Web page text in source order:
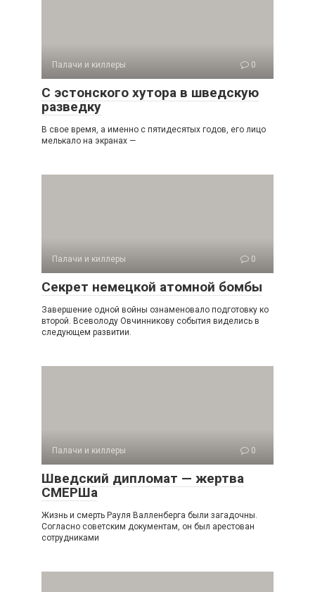
Палачи и киллеры 0
С эстонского хутора в шведскую
разведку
В свое время, а именно с пятидесятых годов, его лицо
мелькало на экранах —
Палачи и киллеры 0
Секрет немецкой атомной бомбы
Завершение одной войны ознаменовало подготовку ко
второй. Всеволоду Овчинникову события виделись в
следующем развитии.
Палачи и киллеры 0
Шведский дипломат — жертва
СМЕРШа
Жизнь и смерть Рауля Валленберга были загадочны.
Согласно советским документам, он был арестован
сотрудниками